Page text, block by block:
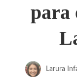
para
Larura